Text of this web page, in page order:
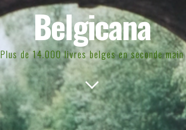
Belgicana
Plus de 14.000 livres belges en seconde main